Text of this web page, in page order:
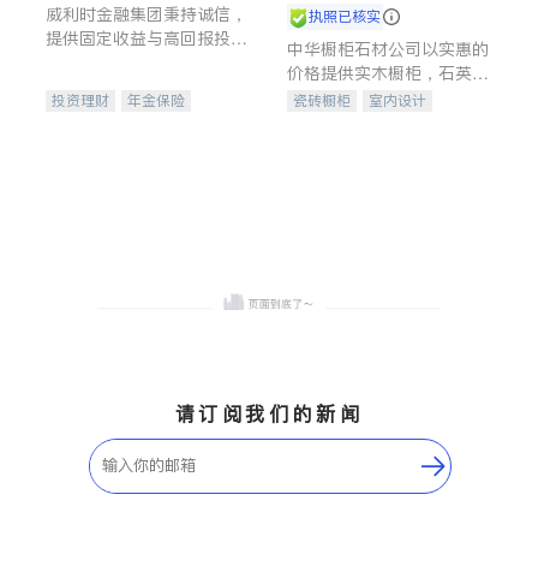
威利时金融集团秉持诚信，
提供固定收益与高回报投资
合，助力客户实现目标
投资理财
年金保险
执照已核实
中华橱柜石材公司以实惠的
价格提供实木橱柜，石英石
台面，多种优质不锈钢水
瓷砖橱柜
室内设计
请订阅我们的新闻